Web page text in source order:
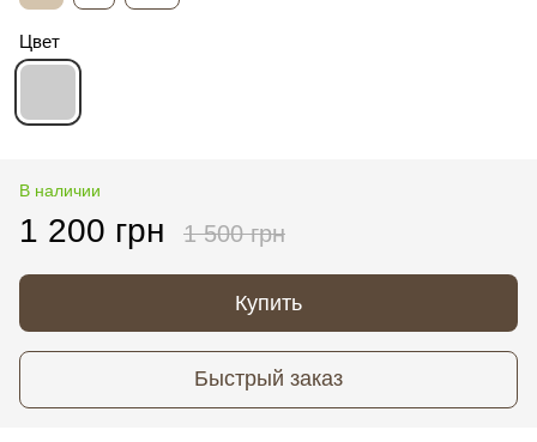
Цвет
В наличии
1 200 грн 1 500 грн
Купить
Быстрый заказ